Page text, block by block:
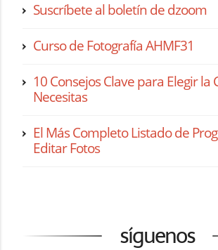
Suscríbete al boletín de dzoom
Curso de Fotografía AHMF31
10 Consejos Clave para Elegir la
Necesitas
El Más Completo Listado de
Editar Fotos
síguenos